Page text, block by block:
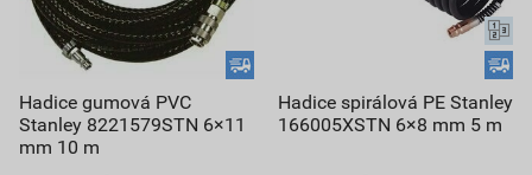
Hadice gumová PVC
Stanley 8221579STN 6×11
mm 10 m
Hadice spirálová PE Stanley
166005XSTN 6×8 mm 5 m